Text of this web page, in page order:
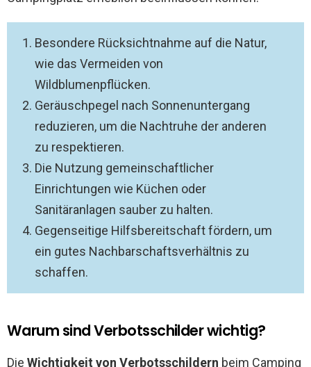
Besondere Rücksichtnahme auf die Natur,
wie das Vermeiden von
Wildblumenpflücken.
Geräuschpegel nach Sonnenuntergang
reduzieren, um die Nachtruhe der anderen
zu respektieren.
Die Nutzung gemeinschaftlicher
Einrichtungen wie Küchen oder
Sanitäranlagen sauber zu halten.
Gegenseitige Hilfsbereitschaft fördern, um
ein gutes Nachbarschaftsverhältnis zu
schaffen.
Warum sind Verbotsschilder wichtig?
Die Wichtigkeit von Verbotsschildern beim Camping